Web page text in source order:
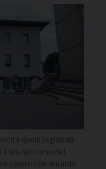
quelli registrati
nel corso del
coloro che durante